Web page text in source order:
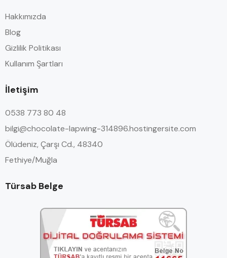
Hakkımızda
Blog
Gizlilik Politikası
Kullanım Şartları
İletişim
0538 773 80 48
bilgi@chocolate-lapwing-314896.hostingersite.com
Ölüdeniz, Çarşı Cd., 48340
Fethiye/Muğla
Türsab Belge